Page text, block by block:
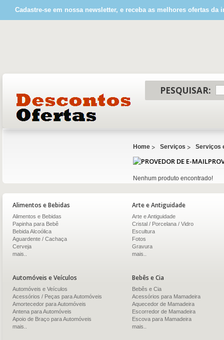
Cadastre-se em nossa newsletter, e receba as melhores ofertas da
PESQUISAR:
Home Serviços Serviços
Nenhum produto encontrado!
Alimentos e Bebidas
Alimentos e Bebidas
Papinha para Bebê
Bebida Alcoólica
Aguardente / Cachaça
Cerveja
mais..
Arte e Antiguidade
Arte e Antiguidade
Cristal / Porcelana / Vidro
Escultura
Fotos
Gravura
mais..
Automóveis e Veículos
Automóveis e Veículos
Acessórios / Peças para Automóveis
Amortecedor para Automóveis
Antena para Automóveis
Apoio de Braço para Automóveis
mais..
Bebês e Cia
Bebês e Cia
Acessórios para Mamadeira
Aquecedor de Mamadeira
Escorredor de Mamadeira
Escova para Mamadeira
mais..